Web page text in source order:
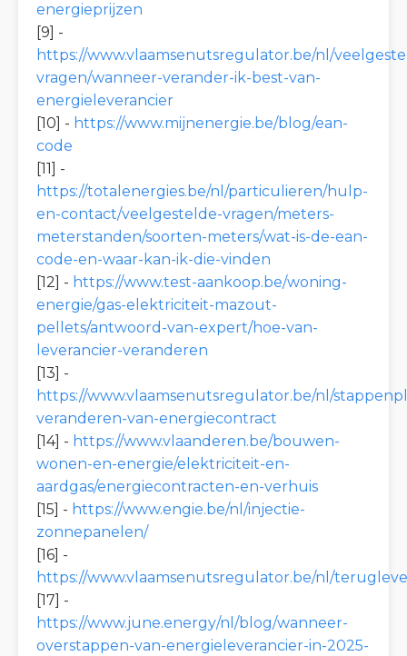
energieprijzen
[9] -
https://www.vlaamsenutsregulator.be/nl/
vragen/wanneer-verander-ik-best-van-
energieleverancier
[10] - https://www.mijnenergie.be/blog/ean-
code
[11] -
https://totalenergies.be/nl/particulieren/hulp-
en-contact/veelgestelde-vragen/meters-
meterstanden/soorten-meters/wat-is-de-ean-
code-en-waar-kan-ik-die-vinden
[12] - https://www.test-aankoop.be/woning-
energie/gas-elektriciteit-mazout-
pellets/antwoord-van-expert/hoe-van-
leverancier-veranderen
[13] -
https://www.vlaamsenutsregulator.be/nl/
veranderen-van-energiecontract
[14] - https://www.vlaanderen.be/bouwen-
wonen-en-energie/elektriciteit-en-
aardgas/energiecontracten-en-verhuis
[15] - https://www.engie.be/nl/injectie-
zonnepanelen/
[16] -
https://www.vlaamsenutsregulator.be/nl/
[17] -
https://www.june.energy/nl/blog/wanneer-
overstappen-van-energieleverancier-in-2025-